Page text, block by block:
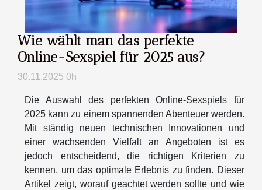
Wie wählt man das perfekte
Online-Sexspiel für 2025 aus?
30.11.2025 0h
Die Auswahl des perfekten Online-Sexspiels für
2025 kann zu einem spannenden Abenteuer werden.
Mit ständig neuen technischen Innovationen und
einer wachsenden Vielfalt an Angeboten ist es
jedoch entscheidend, die richtigen Kriterien zu
kennen, um das optimale Erlebnis zu finden. Dieser
Artikel zeigt, worauf geachtet werden sollte und wie